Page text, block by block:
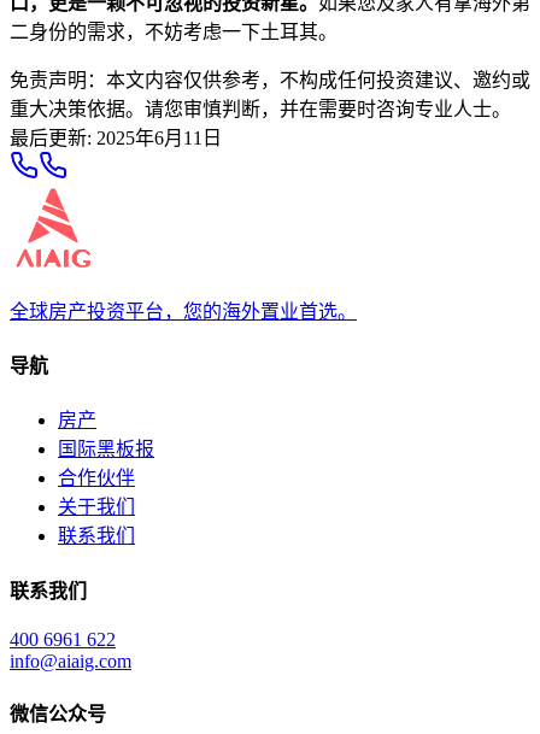
二身份的需求，不妨考虑一下土耳其。
免责声明：本文内容仅供参考，不构成任何投资建议、邀约或
重大决策依据。请您审慎判断，并在需要时咨询专业人士。
最后更新: 2025年6月11日
全球房产投资平台，您的海外置业首选。
导航
房产
国际黑板报
合作伙伴
关于我们
联系我们
联系我们
400 6961 622
info@aiaig.com
微信公众号